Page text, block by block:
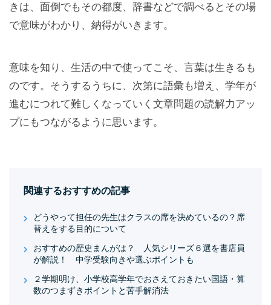
きは、面倒でもその都度、辞書などで調べるとその場
で意味がわかり、納得がいきます。
意味を知り、生活の中で使ってこそ、言葉は生きるも
のです。そうするうちに、次第に語彙も増え、学年が
進むにつれて難しくなっていく文章問題の読解力アッ
プにもつながるように思います。
関連するおすすめの記事
どうやって担任の先生はクラスの席を決めているの？席
替えをする目的について
おすすめの歴史まんがは？ 人気シリーズ６選を書店員
が解説！ 中学受験向きや選ぶポイントも
２学期明け、小学校高学年でおさえておきたい国語・算
数のつまずきポイントと苦手解消法